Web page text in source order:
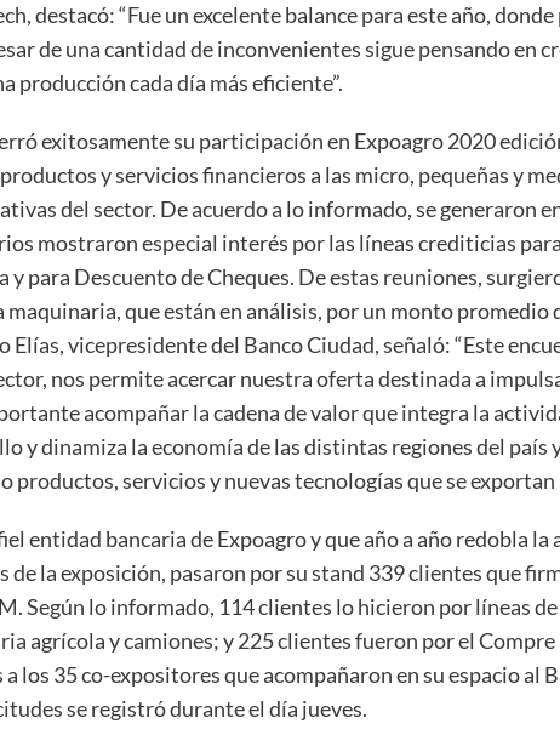
destacó: “Fue un excelente balance para este año,
de una cantidad de inconvenientes sigue pensando en
producción cada día más eficiente”.
exitosamente su participación en Expoagro 2020
y servicios financieros a las micro, pequeñas y
del sector. De acuerdo a lo informado, se generaron
mostraron especial interés por las líneas crediticias para
para Descuento de Cheques. De estas reuniones,
que están en análisis, por un monto promedio
Elías, vicepresidente del Banco Ciudad, señaló: “Este
nos permite acercar nuestra oferta destinada a
acompañar la cadena de valor que integra la
y dinamiza la economía de las distintas regiones del país
productos, servicios y nuevas tecnologías que se exportan
entidad bancaria de Expoagro y que año a año redobla la
de la exposición, pasaron por su stand 339 clientes que
Según lo informado, 114 clientes lo hicieron por líneas de
agrícola y camiones; y 225 clientes fueron por el Compre
los 35 co-expositores que acompañaron en su espacio al
se registró durante el día jueves.